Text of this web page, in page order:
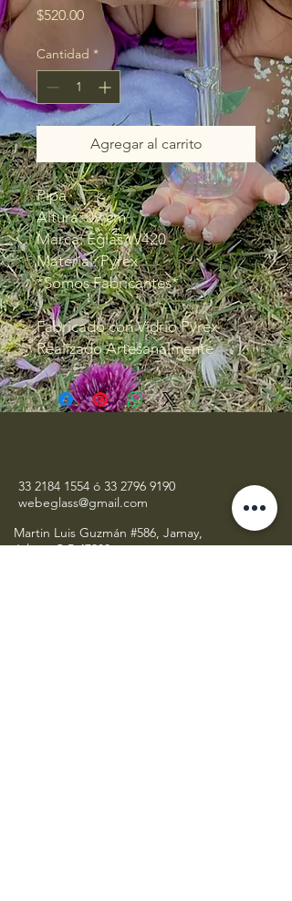
$520.00Precio
Cantidad *
Agregar al carrito
Pipa
Altura: 09 cm
Marca: Eglas W420
Material: Pyrex
*Somos Fabricantes*
Fabricado con Vidrio Pyrex
Realizado Artesanalmente
33 2184 1554 ó 33 2796 9190
webeglass@gmail.com
Martin Luis Guzmán #586, Jamay,
Jalisco C.P 47900